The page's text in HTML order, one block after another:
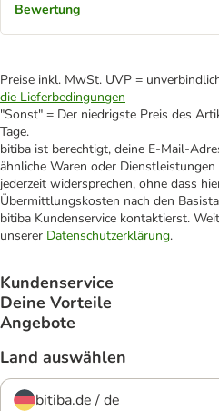
Bewertung
Preise inkl. MwSt. UVP =
die Lieferbedingungen
"Sonst" = Der niedrigste Preis des
Tage.
bitiba ist berechtigt, deine E-Mail-
ähnliche Waren oder
jederzeit widersprechen, ohne dass
Übermittlungskosten nach den
bitiba Kundenservice kontaktierst.
unserer Datenschutzerklärung.
Kundenservice
Deine Vorteile
Angebote
Land auswählen
bitiba.de / de